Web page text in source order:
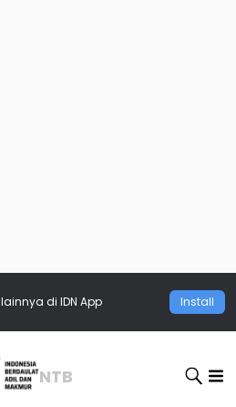
lainnya di IDN App Install
NTB